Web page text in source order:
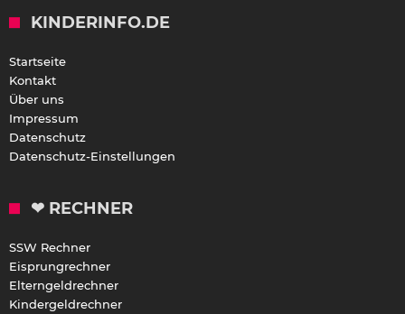
KINDERINFO.DE
Startseite
Kontakt
Über uns
Impressum
Datenschutz
Datenschutz-Einstellungen
❤ RECHNER
SSW Rechner
Eisprungrechner
Elterngeldrechner
Kindergeldrechner